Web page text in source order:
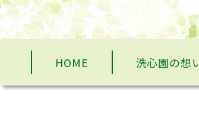
HOME 洗心園の想